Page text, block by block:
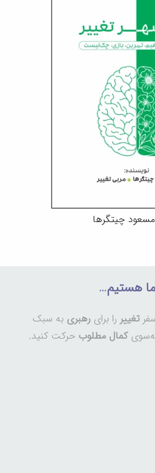
چیتگرها
هستیم…
تغییر را برای رهبری به سبک
کمال مطلوب حرکت کنید.